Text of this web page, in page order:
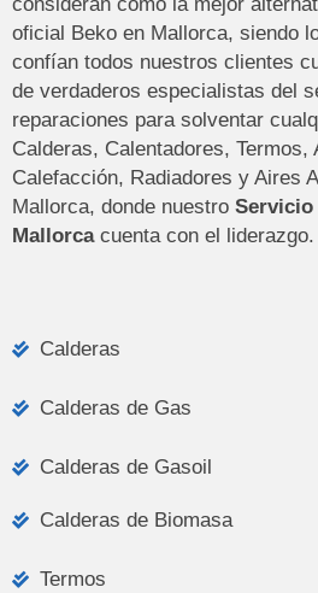
oficial Beko en Mallorca, siendo
confían todos nuestros clientes
de verdaderos especialistas del
reparaciones para solventar
Calderas, Calentadores, Termos,
Calefacción, Radiadores y Aires
Mallorca, donde nuestro Servicio
Mallorcacuenta con el liderazgo.
Calderas
Calderas de Gas
Calderas de Gasoil
Calderas de Biomasa
Termos